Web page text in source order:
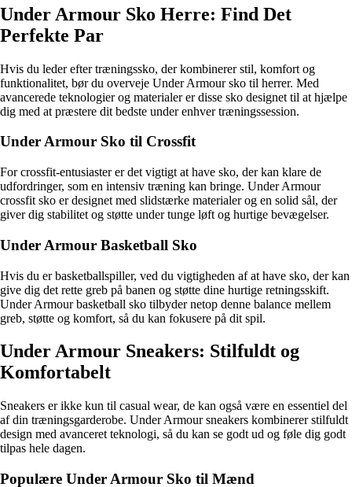
Under Armour Sko Herre: Find Det
Perfekte Par
Hvis du leder efter træningssko, der kombinerer stil, komfort og
funktionalitet, bør du overveje Under Armour sko til herrer. Med
avancerede teknologier og materialer er disse sko designet til at hjælpe
dig med at præstere dit bedste under enhver træningssession.
Under Armour Sko til Crossfit
For crossfit-entusiaster er det vigtigt at have sko, der kan klare de
udfordringer, som en intensiv træning kan bringe. Under Armour
crossfit sko er designet med slidstærke materialer og en solid sål, der
giver dig stabilitet og støtte under tunge løft og hurtige bevægelser.
Under Armour Basketball Sko
Hvis du er basketballspiller, ved du vigtigheden af at have sko, der kan
give dig det rette greb på banen og støtte dine hurtige retningsskift.
Under Armour basketball sko tilbyder netop denne balance mellem
greb, støtte og komfort, så du kan fokusere på dit spil.
Under Armour Sneakers: Stilfuldt og
Komfortabelt
Sneakers er ikke kun til casual wear, de kan også være en essentiel del
af din træningsgarderobe. Under Armour sneakers kombinerer stilfuldt
design med avanceret teknologi, så du kan se godt ud og føle dig godt
tilpas hele dagen.
Populære Under Armour Sko til Mænd